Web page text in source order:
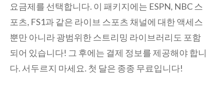
요금제를 선택합니다. 이 패키지에는 ESPN, NBC 스
포츠, FS1과 같은 라이브 스포츠 채널에 대한 액세스
뿐만 아니라 광범위한 스트리밍 라이브러리도 포함
되어 있습니다! 그 후에는 결제 정보를 제공해야 합니
다. 서두르지 마세요. 첫 달은 종종 무료입니다!